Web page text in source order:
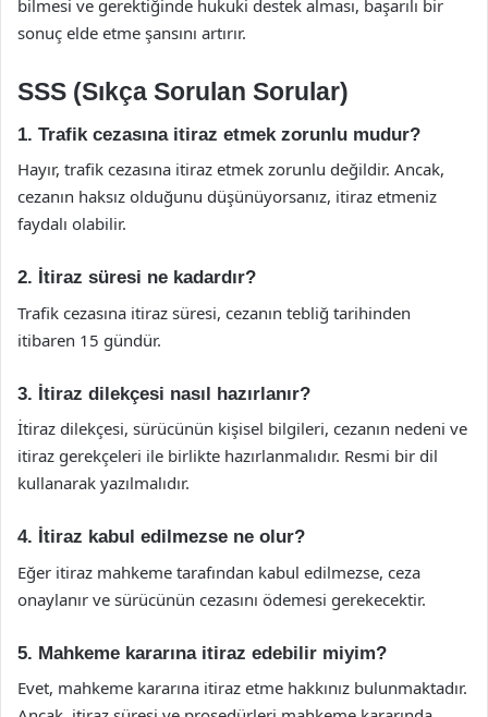
bilmesi ve gerektiğinde hukuki destek alması, başarılı bir
sonuç elde etme şansını artırır.
SSS (Sıkça Sorulan Sorular)
1. Trafik cezasına itiraz etmek zorunlu mudur?
Hayır, trafik cezasına itiraz etmek zorunlu değildir. Ancak,
cezanın haksız olduğunu düşünüyorsanız, itiraz etmeniz
faydalı olabilir.
2. İtiraz süresi ne kadardır?
Trafik cezasına itiraz süresi, cezanın tebliğ tarihinden
itibaren 15 gündür.
3. İtiraz dilekçesi nasıl hazırlanır?
İtiraz dilekçesi, sürücünün kişisel bilgileri, cezanın nedeni ve
itiraz gerekçeleri ile birlikte hazırlanmalıdır. Resmi bir dil
kullanarak yazılmalıdır.
4. İtiraz kabul edilmezse ne olur?
Eğer itiraz mahkeme tarafından kabul edilmezse, ceza
onaylanır ve sürücünün cezasını ödemesi gerekecektir.
5. Mahkeme kararına itiraz edebilir miyim?
Evet, mahkeme kararına itiraz etme hakkınız bulunmaktadır.